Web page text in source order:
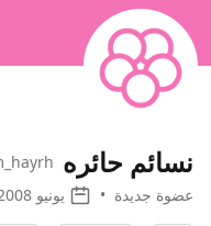
نسائم حائره
عضوة جديدة • يونيو 2008